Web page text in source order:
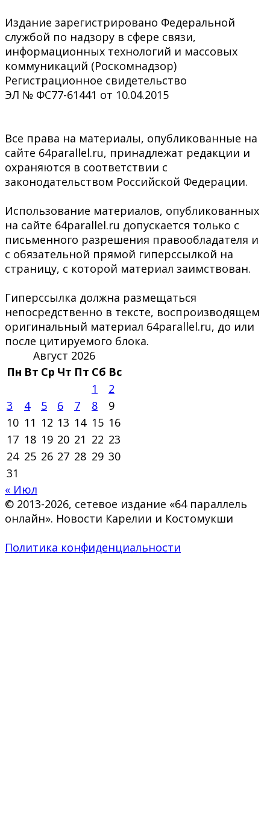
Издание зарегистрировано Федеральной
службой по надзору в сфере связи,
информационных технологий и массовых
коммуникаций (Роскомнадзор)
Регистрационное свидетельство
ЭЛ № ФС77-61441 от 10.04.2015
Все права на материалы, опубликованные на
сайте 64parallel.ru, принадлежат редакции и
охраняются в соответствии с
законодательством Российской Федерации.
Использование материалов, опубликованных
на сайте 64parallel.ru допускается только с
письменного разрешения правообладателя и
с обязательной прямой гиперссылкой на
страницу, с которой материал заимствован.
Гиперссылка должна размещаться
непосредственно в тексте, воспроизводящем
оригинальный материал 64parallel.ru, до или
после цитируемого блока.
Август 2026
Пн Вт Ср Чт Пт Сб Вс
1
2
3
4 5 6 7 8
9
10 11 12 13 14 15 16
17 18 19 20 21 22 23
24 25 26 27 28 29 30
31
« Июл
© 2013-2026, сетевое издание «64 параллель
онлайн». Новости Карелии и Костомукши
Политика конфиденциальности